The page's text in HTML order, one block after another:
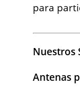
para
Nuestros
Antenas